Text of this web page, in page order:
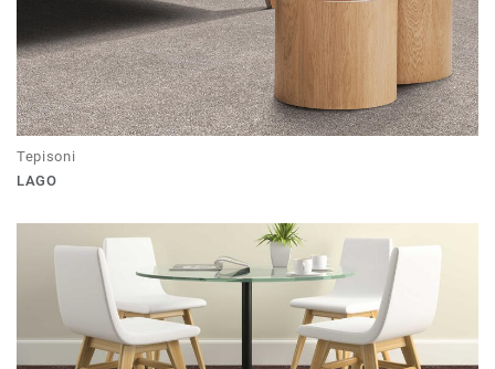
Tepisoni
LAGO